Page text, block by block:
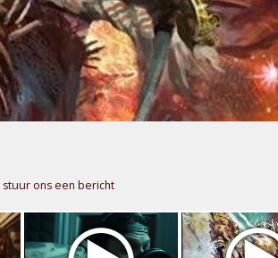
stuur ons een bericht